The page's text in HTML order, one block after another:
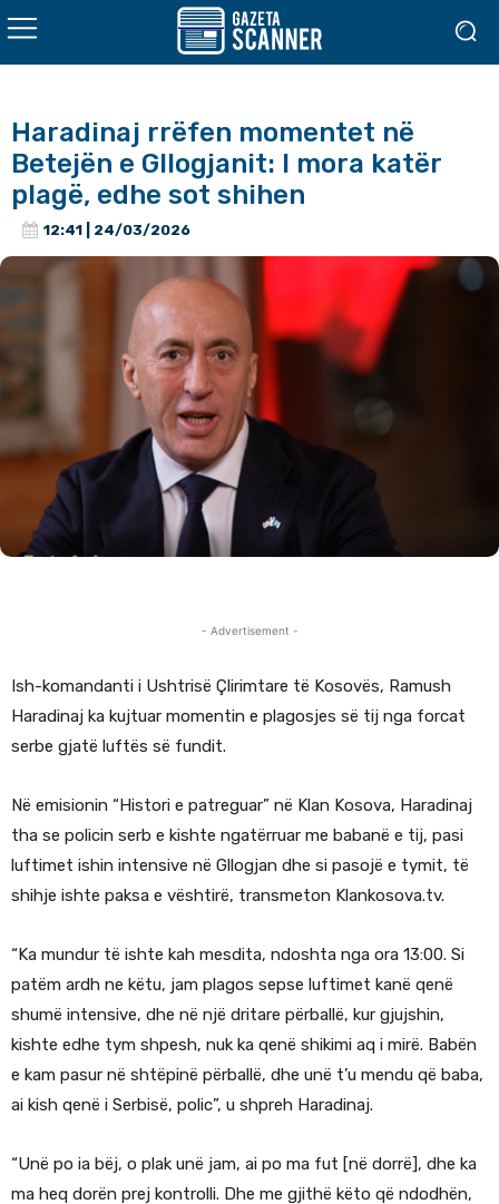
Haradinaj rrëfen momentet në
Betejën e Gllogjanit: I mora katër
plagë, edhe sot shihen
12:41 | 24/03/2026
- Advertisement -
Ish-komandanti i Ushtrisë Çlirimtare të Kosovës, Ramush
Haradinaj ka kujtuar momentin e plagosjes së tij nga forcat
serbe gjatë luftës së fundit.
Në emisionin “Histori e patreguar” në Klan Kosova, Haradinaj
tha se policin serb e kishte ngatërruar me babanë e tij, pasi
luftimet ishin intensive në Gllogjan dhe si pasojë e tymit, të
shihje ishte paksa e vështirë, transmeton Klankosova.tv.
“Ka mundur të ishte kah mesdita, ndoshta nga ora 13:00. Si
patëm ardh ne këtu, jam plagos sepse luftimet kanë qenë
shumë intensive, dhe në një dritare përballë, kur gjujshin,
kishte edhe tym shpesh, nuk ka qenë shikimi aq i mirë. Babën
e kam pasur në shtëpinë përballë, dhe unë t’u mendu që baba,
ai kish qenë i Serbisë, polic”, u shpreh Haradinaj.
“Unë po ia bëj, o plak unë jam, ai po ma fut [në dorrë], dhe ka
ma heq dorën prej kontrolli. Dhe me gjithë këto që ndodhën,